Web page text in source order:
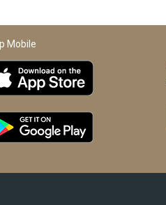
Mobile